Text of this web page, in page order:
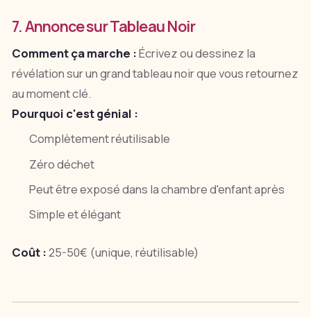
7. Annonce sur Tableau Noir
Comment ça marche :Écrivez ou dessinez la
révélation sur un grand tableau noir que vous retournez
au moment clé.
Pourquoi c'est génial :
Complètement réutilisable
Zéro déchet
Peut être exposé dans la chambre d'enfant après
Simple et élégant
Coût :25-50€ (unique, réutilisable)